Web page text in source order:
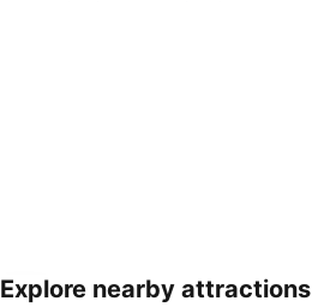
Explore nearby attractions